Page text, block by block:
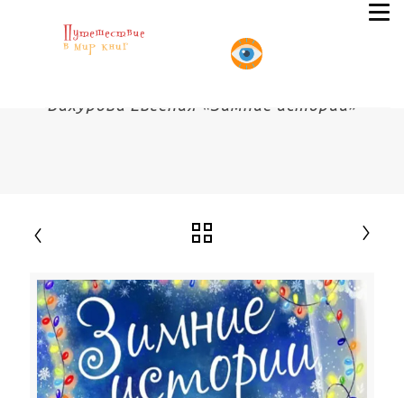
Бахурова Евгения «Зимние истории»